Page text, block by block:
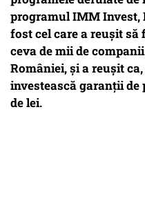
programul IMM Invest,
fost cel care a reușit să
ceva de mii de
României, și a reușit
investească garanții de
de lei.